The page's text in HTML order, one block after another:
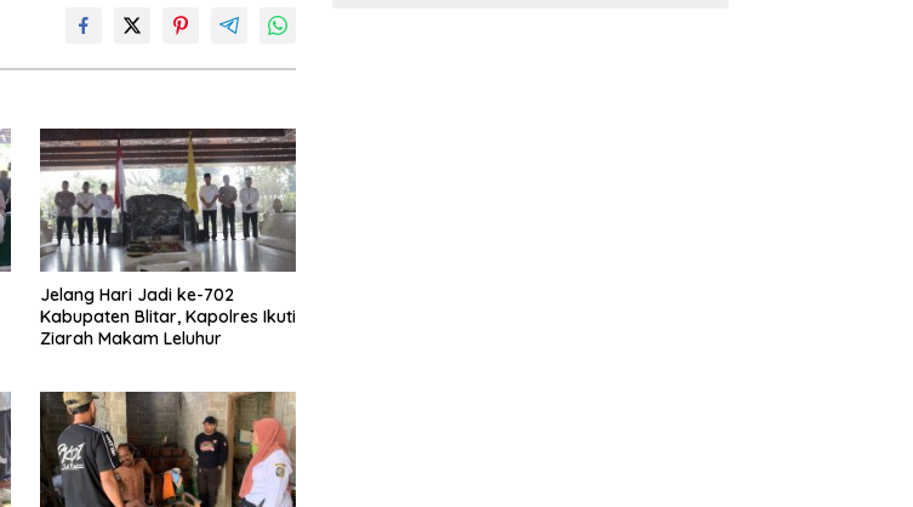
Jelang Hari Jadi ke-702
Kabupaten Blitar, Kapolres Ikuti
Ziarah Makam Leluhur